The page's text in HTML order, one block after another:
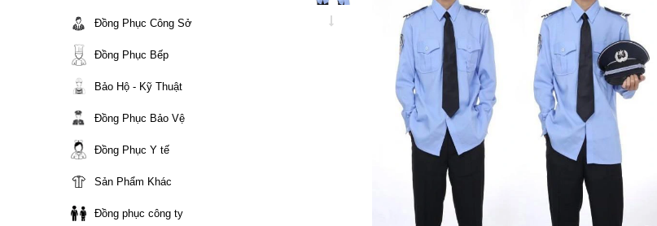
Đồng Phục Công Sở
Đồng Phục Bếp
Bảo Hộ - Kỹ Thuật
Đồng Phục Bảo Vệ
Đồng Phục Y tế
Sản Phẩm Khác
Đồng phục công ty